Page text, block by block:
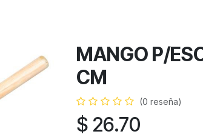
MANGO P/
CM
(0 reseña)
$ 26.70